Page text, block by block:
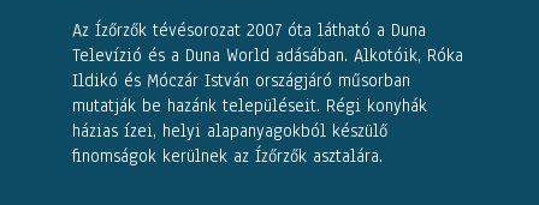
Az Ízőrzők tévésorozat 2007 óta látható a Duna
Televízió és a Duna World adásában. Alkotóik, Róka
Ildikó és Móczár István országjáró műsorban
mutatják be hazánk településeit. Régi konyhák
házias ízei, helyi alapanyagokból készülő
finomságok kerülnek az Ízőrzők asztalára.